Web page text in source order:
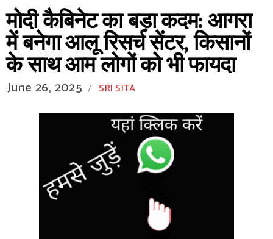
मोदी कैबिनेट का बड़ा कदम: आगरा
में बनेगा आलू रिसर्च सेंटर, किसानों
के साथ आम लोगों को भी फायदा
June 26, 2025 / SRI SITA